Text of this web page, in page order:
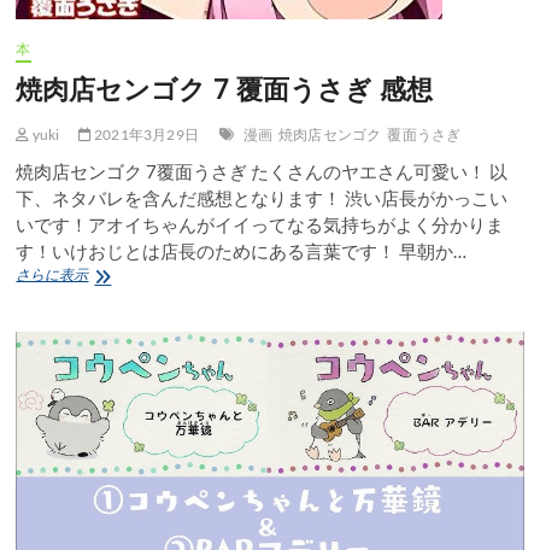
本
焼肉店センゴク 7 覆面うさぎ 感想
yuki 2021年3月29日 漫画 焼肉店センゴク 覆面うさぎ
焼肉店センゴク 7覆面うさぎ たくさんのヤエさん可愛い！ 以
下、ネタバレを含んだ感想となります！ 渋い店長がかっこい
いです！アオイちゃんがイイってなる気持ちがよく分かりま
す！いけおじとは店長のためにある言葉です！ 早朝か…
さらに表示焼
セ
ン
ゴ
ク
7
覆
面
う
さ